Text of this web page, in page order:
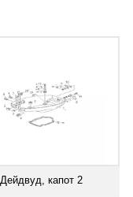
Дейдвуд, капот 2